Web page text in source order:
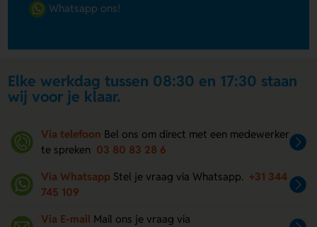
Whatsapp ons!
Elke werkdag tussen 08:30 en 17:30 staan
wij voor je klaar.
Via telefoon Bel ons om direct met een medewerker
te spreken 03 80 83 28 6
Via Whatsapp Stel je vraag via Whatsapp. +31 344
745 109
Via E-mail Mail ons je vraag via